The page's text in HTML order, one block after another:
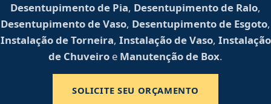
Desentupimento de Pia, Desentupimento de Ralo,
Desentupimento de Vaso, Desentupimento de Esgoto,
Instalação de Torneira, Instalação de Vaso, Instalação
de Chuveiro e Manutenção de Box.
SOLICITE SEU ORÇAMENTO